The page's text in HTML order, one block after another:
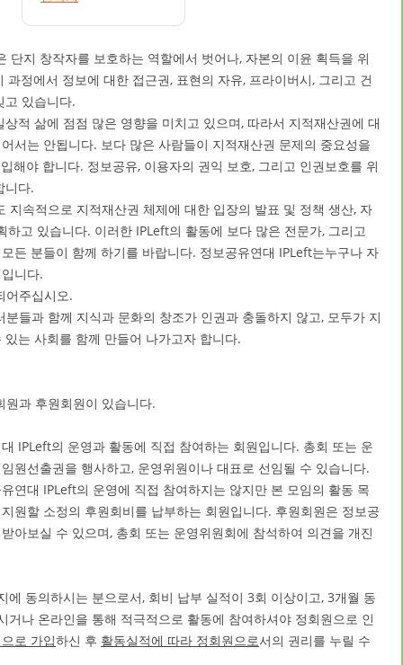
단지 창작자를 보호하는 역할에서 벗어나, 자본의 이윤 획득을 위
과정에서 정보에 대한 접근권, 표현의 자유, 프라이버시, 그리고 건
고 있습니다.
적 삶에 점점 많은 영향을 미치고 있으며, 따라서 지적재산권에 대
서는 안됩니다. 보다 많은 사람들이 지적재산권 문제의 중요성을
해야 합니다. 정보공유, 이용자의 권익 보호, 그리고 인권보호를 위
니다.
지속적으로 지적재산권 체제에 대한 입장의 발표 및 정책 생산, 자
하고 있습니다. 이러한 IPLeft의 활동에 보다 많은 전문가, 그리고
든 분들이 함께 하기를 바랍니다. 정보공유연대 IPLeft는누구나 자
니다.
어주십시오.
들과 함께 지식과 문화의 창조가 인권과 충돌하지 않고, 모두가 지
는 사회를 함께 만들어 나가고자 합니다.
과 후원회원이 있습니다.
IPLeft의 운영과 활동에 직접 참여하는 회원입니다. 총회 또는 운
원선출권을 행사하고, 운영위원이나 대표로 선임될 수 있습니다.
연대 IPLeft의 운영에 직접 참여하지는 않지만 본 모임의 활동 목
원할 소정의 후원회비를 납부하는 회원입니다. 후원회원은 정보공
아보실 수 있으며, 총회 또는 운영위원회에 참석하여 의견을 개진
동의하시는 분으로서, 회비 납부 실적이 3회 이상이고, 3개월 동
거나 온라인을 통해 적극적으로 활동에 참여하셔야 정회원으로 인
로 가입하신 후 활동실적에 따라 정회원으로서의 권리를 누릴 수